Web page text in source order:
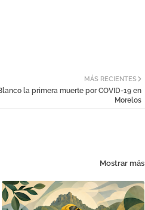
MÁS RECIENTES
la primera muerte por COVID-19 en
Morelos
Mostrar más